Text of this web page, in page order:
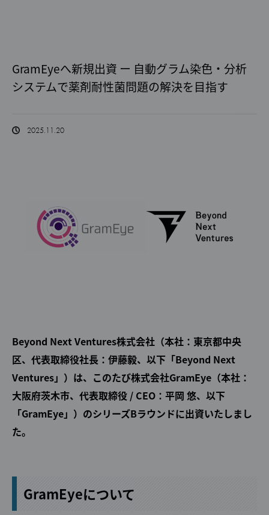
GramEyeへ新規出資 ー 自動グラム染色・分析
システムで薬剤耐性菌問題の解決を目指す
2025.11.20
Beyond Next Ventures株式会社（本社：東京都中央
区、代表取締役社長：伊藤毅、以下「Beyond Next
Ventures」）は、このたび株式会社GramEye（本社：
大阪府茨木市、代表取締役 / CEO：平岡 悠、以下
「GramEye」）のシリーズBラウンドに出資いたしまし
た。
GramEyeについて